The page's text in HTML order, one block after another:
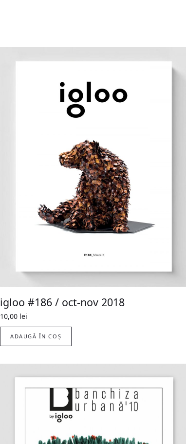
igloo #186 / oct-nov 2018
10,00 lei
ADAUGĂ ÎN COȘ